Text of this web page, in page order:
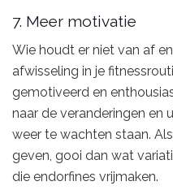
7. Meer motivatie
Wie houdt er niet van af
afwisseling in je
gemotiveerd en
naar de veranderingen en
weer te wachten staan.
geven, gooi dan wat
die endorfines vrijmaken.